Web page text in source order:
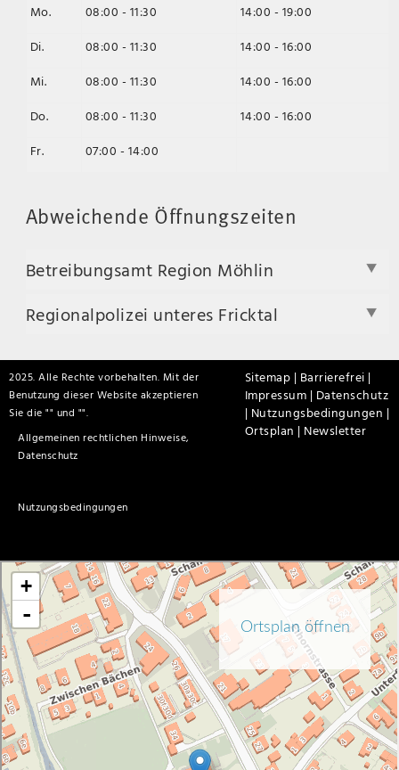
Mo. 08:00 - 11:30
14:00 - 19:00
Di.
08:00 - 11:30
14:00 - 16:00
Mi.
08:00 - 11:30
14:00 - 16:00
Do.
08:00 - 11:30
14:00 - 16:00
Fr.
07:00 - 14:00
Abweichende Öffnungszeiten
Betreibungsamt Region Möhlin
Regionalpolizei unteres Fricktal
2025. Alle Rechte vorbehalten. Mit der
Benutzung dieser Website akzeptieren
Sie die "
Allgemeinen rechtlichen Hinweise,
Datenschutz
" und "
Nutzungsbedingungen
".
Sitemap | Barrierefrei |
Impressum | Datenschutz
| Nutzungsbedingungen |
Ortsplan | Newsletter